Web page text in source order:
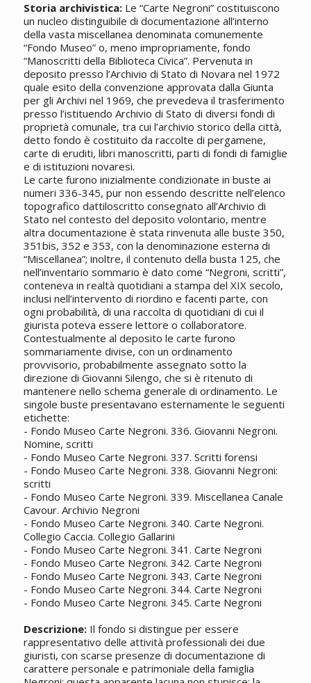
Storia archivistica:Le “Carte Negroni” costituiscono
un nucleo distinguibile di documentazione all’interno
della vasta miscellanea denominata comunemente
“Fondo Museo” o, meno impropriamente, fondo
“Manoscritti della Biblioteca Civica”. Pervenuta in
deposito presso l’Archivio di Stato di Novara nel 1972
quale esito della convenzione approvata dalla Giunta
per gli Archivi nel 1969, che prevedeva il trasferimento
presso l’istituendo Archivio di Stato di diversi fondi di
proprietà comunale, tra cui l’archivio storico della città,
detto fondo è costituito da raccolte di pergamene,
carte di eruditi, libri manoscritti, parti di fondi di famiglie
e di istituzioni novaresi.
Le carte furono inizialmente condizionate in buste ai
numeri 336-345, pur non essendo descritte nell’elenco
topografico dattiloscritto consegnato all’Archivio di
Stato nel contesto del deposito volontario, mentre
altra documentazione è stata rinvenuta alle buste 350,
351bis, 352 e 353, con la denominazione esterna di
“Miscellanea”; inoltre, il contenuto della busta 125, che
nell’inventario sommario è dato come “Negroni, scritti”,
conteneva in realtà quotidiani a stampa del XIX secolo,
inclusi nell’intervento di riordino e facenti parte, con
ogni probabilità, di una raccolta di quotidiani di cui il
giurista poteva essere lettore o collaboratore.
Contestualmente al deposito le carte furono
sommariamente divise, con un ordinamento
provvisorio, probabilmente assegnato sotto la
direzione di Giovanni Silengo, che si è ritenuto di
mantenere nello schema generale di ordinamento. Le
singole buste presentavano esternamente le seguenti
etichette:
- Fondo Museo Carte Negroni. 336. Giovanni Negroni.
Nomine, scritti
- Fondo Museo Carte Negroni. 337. Scritti forensi
- Fondo Museo Carte Negroni. 338. Giovanni Negroni:
scritti
- Fondo Museo Carte Negroni. 339. Miscellanea Canale
Cavour. Archivio Negroni
- Fondo Museo Carte Negroni. 340. Carte Negroni.
Collegio Caccia. Collegio Gallarini
- Fondo Museo Carte Negroni. 341. Carte Negroni
- Fondo Museo Carte Negroni. 342. Carte Negroni
- Fondo Museo Carte Negroni. 343. Carte Negroni
- Fondo Museo Carte Negroni. 344. Carte Negroni
- Fondo Museo Carte Negroni. 345. Carte Negroni
Descrizione:Il fondo si distingue per essere
rappresentativo delle attività professionali dei due
giuristi, con scarse presenze di documentazione di
carattere personale e patrimoniale della famiglia